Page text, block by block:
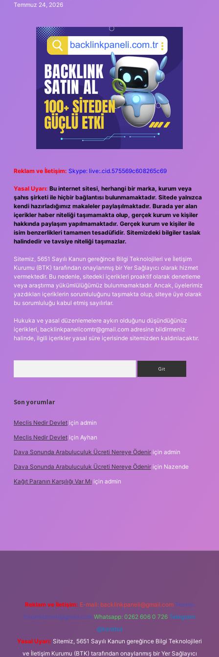
Temmuz 24, 2026
Reklam ve İletişim: Skype: live:.cid.575569c608265c69
Yasal Uyarı: Bu internet sitesi, herhangi bir marka, kurum veya
şahıs şirketi ile hiçbir bağlantısı bulunmamaktadır. Sitede yalnızca
kendi hazırladığımız makaleler paylaşılmaktadır. Burada yer alan
içerikler haber niteliği taşımamakta olup, gerçek kurum ve kişiler
hakkında paylaşım yapılmamaktadır. Gerçek kurum ve kişiler ile
isim benzerlikleri tamamen tesadüfidir. Sitemizdeki bilgiler taslak
halindedir ve tavsiye niteliği taşımazlar.
Sitemiz, 5651 Sayılı Kanun gereğince Bilgi Teknolojileri ve İletişim
Kurumu (BTK) tarafından onaylanmış bir Yer Sağlayıcı olarak hizmet
vermektedir. Bu nedenle, sitedeki içerikleri proaktif olarak denetleme
veya araştırma yükümlülüğümüz bulunmamaktadır. Ancak, üyelerimiz
yazdıkları içeriklerin sorumluluğunu taşımakta olup, siteye üye olarak
bu sorumluluğu kabul etmiş sayılırlar.
Hukuka ve yasal düzenlemelere aykırı olduğunu düşündüğünüz
içerikleri, backlinkpanelicomtr@gmail.com adresine bildirmeniz
halinde, ilgili içerikler yasal süre içerisinde sitemizden kaldırılacaktır.
Son yorumlar
Meclis Nedir Devlet için admin
Meclis Nedir Devlet için Ayhan
Dava Sonunda Arabuluculuk Ücreti Nereye Ödenir için admin
Dava Sonunda Arabuluculuk Ücreti Nereye Ödenir için Nazende
Kağıt Paranın Karşılığı Var Mı için admin
Reklam ve İletişim: E-mail: backlinkpaneli@gmail.com Teams:
forumhizmeti@gmail.com Whatsapp: 0262 606 0 726 Telegram:
@karabul
Yasal Uyarı: Sitemiz, 5651 Sayılı Kanun gereğince Bilgi Teknolojileri
ve İletişim Kurumu (BTK) tarafından onaylanmış bir Yer Sağlayıcı